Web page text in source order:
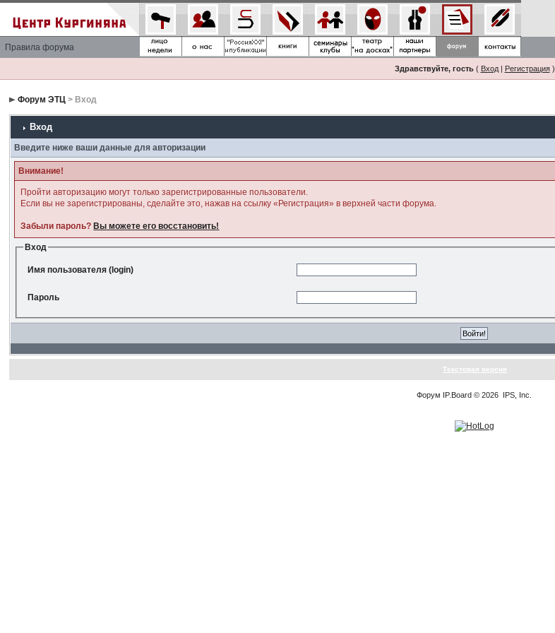
Правила форума
Здравствуйте, гость( Вход| Регистрация)
Форум ЭТЦ > Вход
Вход
Введите ниже ваши данные для авторизации
Внимание!
Пройти авторизацию могут только зарегистрированные пользователи.
Если вы не зарегистрированы, сделайте это, нажав на ссылку «Регистрация» в верхней части форума.
Забыли пароль? Вы можете его восстановить!
Вход
Имя пользователя (login)
Пароль
Текстовая версия
Форум IP.Board © 2026 IPS, Inc